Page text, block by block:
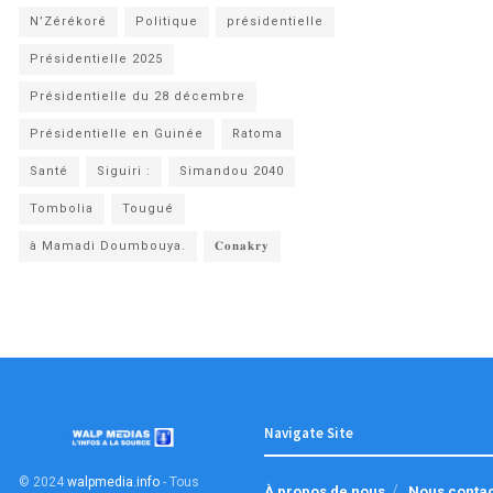
N’Zérékoré Politique présidentielle
Présidentielle 2025
Présidentielle du 28 décembre
Présidentielle en Guinée Ratoma
Santé Siguiri : Simandou 2040
Tombolia Tougué
à Mamadi Doumbouya. 𝐂𝐨𝐧𝐚𝐤𝐫𝐲
© 2024 walpmedia.info - Tous
Navigate Site